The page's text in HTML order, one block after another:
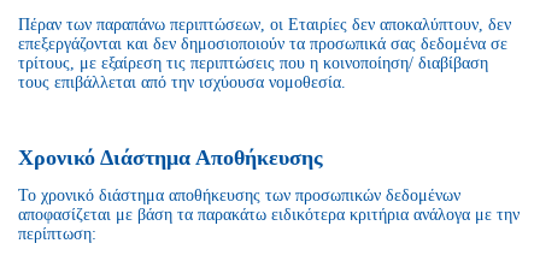
Πέραν των παραπάνω περιπτώσεων, οι Εταιρίες δεν αποκαλύπτουν, δεν
επεξεργάζονται και δεν δημοσιοποιούν τα προσωπικά σας δεδομένα σε
τρίτους, με εξαίρεση τις περιπτώσεις που η κοινοποίηση/ διαβίβαση
τους επιβάλλεται από την ισχύουσα νομοθεσία.
Χρονικό Διάστημα Αποθήκευσης
Το χρονικό διάστημα αποθήκευσης των προσωπικών δεδομένων
αποφασίζεται με βάση τα παρακάτω ειδικότερα κριτήρια ανάλογα με την
περίπτωση: